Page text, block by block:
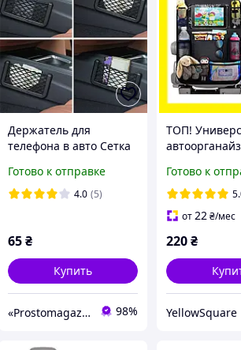
Держатель для
телефона в авто Сетка
Готово к отправке
4.0 (5)
65₴
Купить
«Prostomagazin» 98%
ТОП!
порядок и
вашем авто
Готово к
от22₴/мес
220₴
YellowSquare